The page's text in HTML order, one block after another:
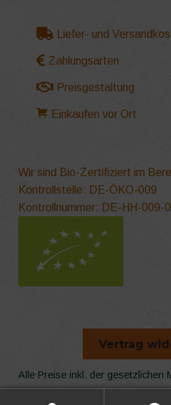
Liefer- und
Zahlungsarten
Preisgestaltung
Einkaufen vor Ort
Wir sind Bio-Zertifiziert im
Kontrollstelle: DE-ÖKO-009
Kontrollnummer: DE-HH-009-
Vertrag
Alle Preise inkl. der gesetzlichen
Die durchgestrichenen Preise